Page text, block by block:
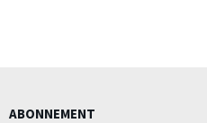
ABONNEMENT